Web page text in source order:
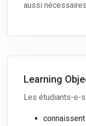
aussi
Learning
Les étudiants-e-s